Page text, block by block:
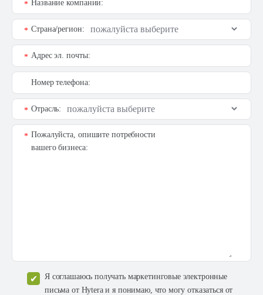
Название компании:
*
Страна/регион:
*
Адрес эл. почты:
*
Номер телефона:
Отрасль:
*
Пожалуйста, опишите потребности
вашего бизнеса:
*
Я соглашаюсь получать маркетинговые электронные
письма от Hytera и я понимаю, что могу отказаться от